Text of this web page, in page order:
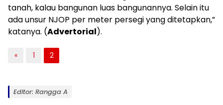
tanah, kalau bangunan luas bangunannya. Selain itu
ada unsur NJOP per meter persegi yang ditetapkan,”
katanya. (Advertorial).
« 1 2
Editor: Rangga A